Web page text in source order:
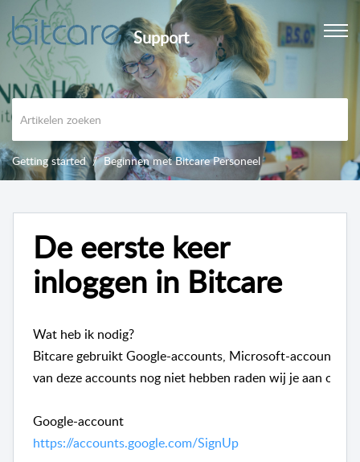
Support
Getting started Beginnen met Bitcare Personeel
De eerste keer
inloggen in Bitcare
Wat heb ik nodig?
Bitcare gebruikt Google-accounts, Microsoft-accounts
van deze accounts nog niet hebben raden wij je aan om
Google-account
https://accounts.google.com/SignUp